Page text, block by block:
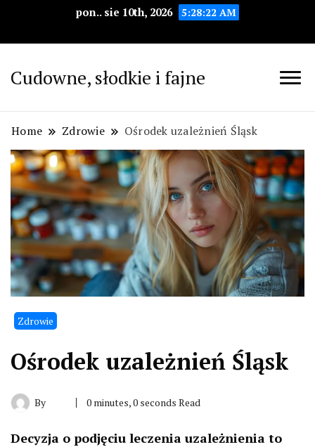
pon.. sie 10th, 2026 5:28:23 AM
Cudowne, słodkie i fajne
Home Zdrowie Ośrodek uzależnień Śląsk
Zdrowie
Ośrodek uzależnień Śląsk
By 0 minutes, 0 seconds Read
Decyzja o podjęciu leczenia uzależnienia to